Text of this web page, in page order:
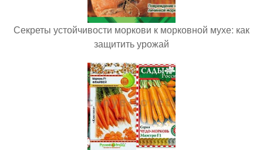
Секреты устойчивости моркови к морковной мухе: как
защитить урожай